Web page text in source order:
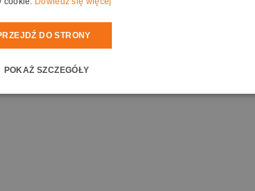
DO STRONY
POKAŻ SZCZEGÓŁY